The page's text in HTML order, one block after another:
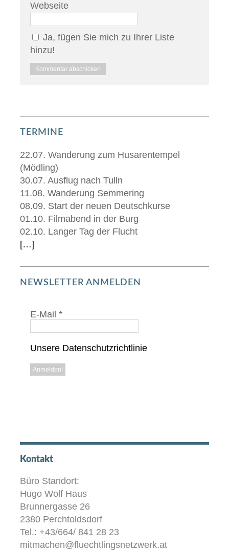
Webseite
Ja, fügen Sie mich zu Ihrer Liste
hinzu!
TERMINE
22.07. Wanderung zum Husarentempel
(Mödling)
30.07. Ausflug nach Tulln
11.08. Wanderung Semmering
08.09. Start der neuen Deutschkurse
01.10. Filmabend in der Burg
02.10. Langer Tag der Flucht
[…]
NEWSLETTER ANMELDEN
E-Mail *
Unsere Datenschutzrichtlinie
Kontakt
Büro Standort:
Hugo Wolf Haus
Brunnergasse 26
2380 Perchtoldsdorf
Tel.: +43/664/ 841 28 23
mitmachen@fluechtlingsnetzwerk.at